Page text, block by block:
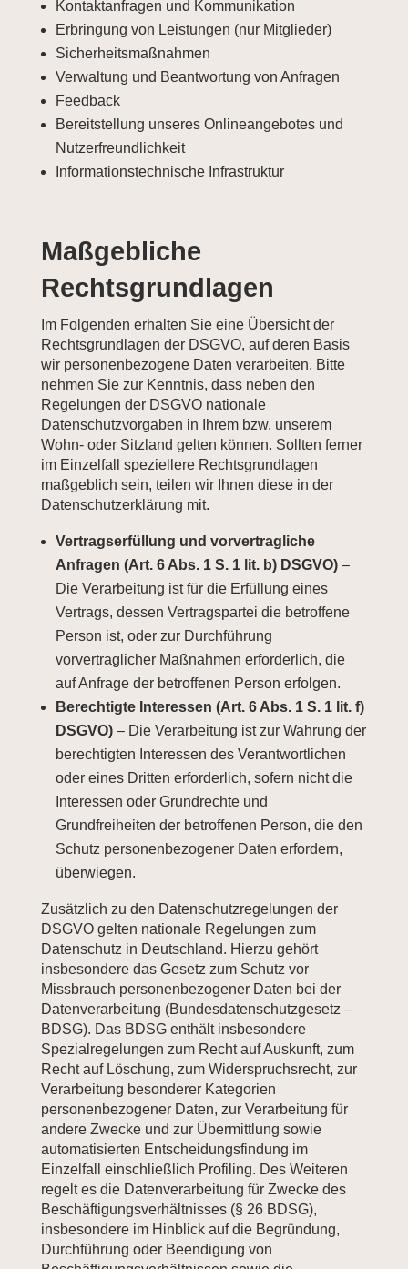
Kontaktanfragen und Kommunikation
Erbringung von Leistungen (nur Mitglieder)
Sicherheitsmaßnahmen
Verwaltung und Beantwortung von Anfragen
Feedback
Bereitstellung unseres Onlineangebotes und
Nutzerfreundlichkeit
Informationstechnische Infrastruktur
Maßgebliche
Rechtsgrundlagen
Im Folgenden erhalten Sie eine Übersicht der
Rechtsgrundlagen der DSGVO, auf deren Basis
wir personenbezogene Daten verarbeiten. Bitte
nehmen Sie zur Kenntnis, dass neben den
Regelungen der DSGVO nationale
Datenschutzvorgaben in Ihrem bzw. unserem
Wohn- oder Sitzland gelten können. Sollten ferner
im Einzelfall speziellere Rechtsgrundlagen
maßgeblich sein, teilen wir Ihnen diese in der
Datenschutzerklärung mit.
Vertragserfüllung und vorvertragliche
Anfragen (Art. 6 Abs. 1 S. 1 lit. b) DSGVO)–
Die Verarbeitung ist für die Erfüllung eines
Vertrags, dessen Vertragspartei die betroffene
Person ist, oder zur Durchführung
vorvertraglicher Maßnahmen erforderlich, die
auf Anfrage der betroffenen Person erfolgen.
Berechtigte Interessen (Art. 6 Abs. 1 S. 1 lit. f)
DSGVO)– Die Verarbeitung ist zur Wahrung der
berechtigten Interessen des Verantwortlichen
oder eines Dritten erforderlich, sofern nicht die
Interessen oder Grundrechte und
Grundfreiheiten der betroffenen Person, die den
Schutz personenbezogener Daten erfordern,
überwiegen.
Zusätzlich zu den Datenschutzregelungen der
DSGVO gelten nationale Regelungen zum
Datenschutz in Deutschland. Hierzu gehört
insbesondere das Gesetz zum Schutz vor
Missbrauch personenbezogener Daten bei der
Datenverarbeitung (Bundesdatenschutzgesetz –
BDSG). Das BDSG enthält insbesondere
Spezialregelungen zum Recht auf Auskunft, zum
Recht auf Löschung, zum Widerspruchsrecht, zur
Verarbeitung besonderer Kategorien
personenbezogener Daten, zur Verarbeitung für
andere Zwecke und zur Übermittlung sowie
automatisierten Entscheidungsfindung im
Einzelfall einschließlich Profiling. Des Weiteren
regelt es die Datenverarbeitung für Zwecke des
Beschäftigungsverhältnisses (§ 26 BDSG),
insbesondere im Hinblick auf die Begründung,
Durchführung oder Beendigung von